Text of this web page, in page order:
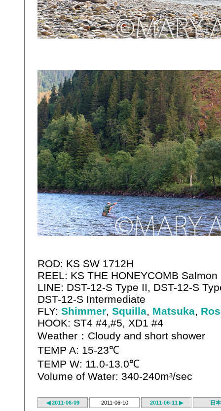
ROD: KS SW 1712H
REEL: KS THE HONEYCOMB Salmon
LINE: DST-12-S Type II, DST-12-S
DST-12-S Intermediate
FLY:Shimmer,Squilla, Matsuka,
HOOK: ST4 #4,#5, XD1 #4
Weather：Cloudy and short shower
TEMP A: 15-23℃
TEMP W: 11.0-13.0℃
Volume of Water: 340-240m³/sec
◀ 2011-06-09 2011-06-10 2011-06-11 ▶ 日